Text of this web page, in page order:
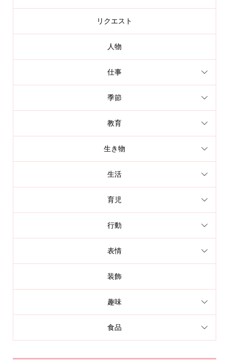
リクエスト
人物
仕事
季節
教育
生き物
生活
育児
行動
表情
装飾
趣味
食品